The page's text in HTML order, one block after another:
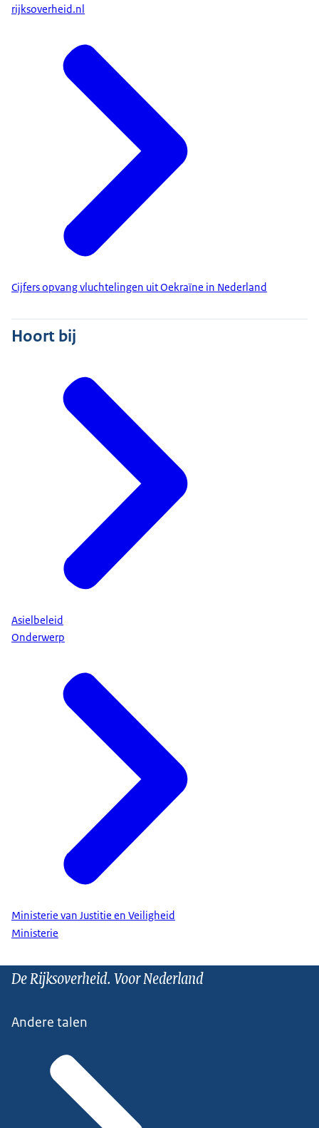
rijksoverheid.nl
Cijfers opvang vluchtelingen uit Oekraïne in Nederland
Hoort bij
Asielbeleid
Onderwerp
Ministerie van Justitie en Veiligheid
Ministerie
De Rijksoverheid. Voor Nederland
Andere talen